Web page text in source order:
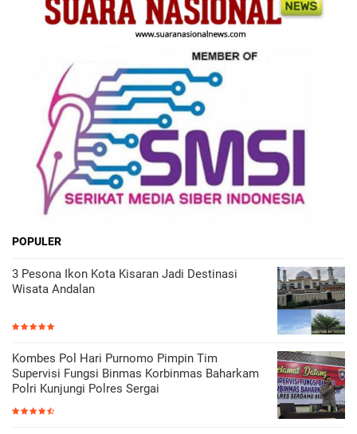
POPULER
3 Pesona Ikon Kota Kisaran Jadi Destinasi
Wisata Andalan
Kombes Pol Hari Purnomo Pimpin Tim
Supervisi Fungsi Binmas Korbinmas Baharkam
Polri Kunjungi Polres Sergai